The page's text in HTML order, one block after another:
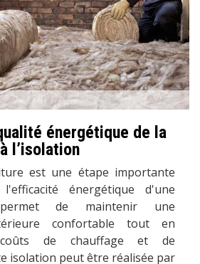
énergétique de la
l’isolation
est une étape importante
énergétique d'une
de maintenir une
confortable tout en
de chauffage et de
isolation peut être réalisée par